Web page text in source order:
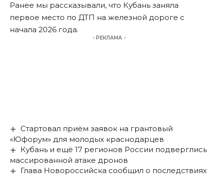
Ранее мы рассказывали, что Кубань заняла
первое место по ДТП на железной дороге с
начала 2026 года.
- РЕКЛАМА -
Стартовал приём заявок на грантовый
«Юфорум» для молодых краснодарцев
Кубань и ещё 17 регионов России подверглись
массированной атаке дронов
Глава Новороссийска сообщил о последствиях